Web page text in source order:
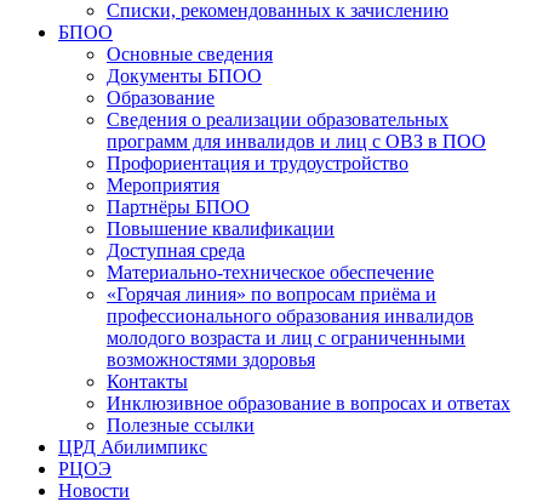
Списки, рекомендованных к зачислению
БПОО
Основные сведения
Документы БПОО
Образование
Сведения о реализации образовательных
программ для инвалидов и лиц с ОВЗ в ПОО
Профориентация и трудоустройство
Мероприятия
Партнёры БПОО
Повышение квалификации
Доступная среда
Материально-техническое обеспечение
«Горячая линия» по вопросам приёма и
профессионального образования инвалидов
молодого возраста и лиц с ограниченными
возможностями здоровья
Контакты
Инклюзивное образование в вопросах и ответах
Полезные ссылки
ЦРД Абилимпикс
РЦОЭ
Новости